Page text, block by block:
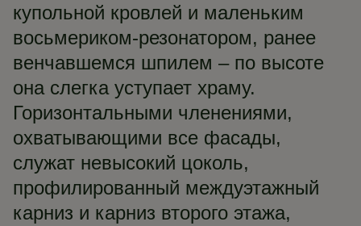
купольной кровлей и маленьким
восьмериком-резонатором, ранее
венчавшемся шпилем – по высоте
она слегка уступает храму.
Горизонтальными членениями,
охватывающими все фасады,
служат невысокий цоколь,
профилированный междуэтажный
карниз и карниз второго этажа,